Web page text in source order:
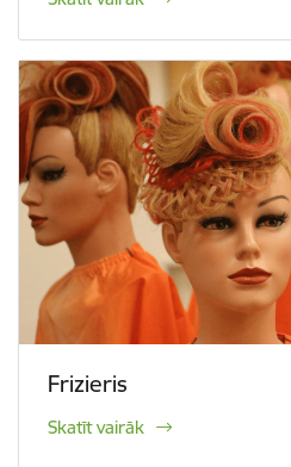
Frizieris
Skatīt vairāk